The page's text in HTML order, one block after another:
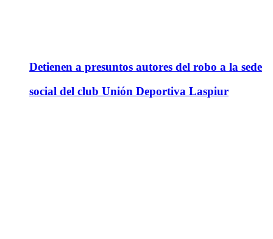
Detienen a presuntos autores del robo a la sede
social del club Unión Deportiva Laspiur